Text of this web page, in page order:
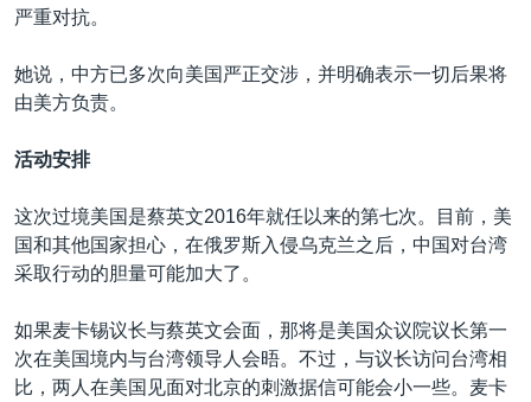
严重对抗。
她说，中方已多次向美国严正交涉，并明确表示一切后果将
由美方负责。
活动安排
这次过境美国是蔡英文2016年就任以来的第七次。目前，美
国和其他国家担心，在俄罗斯入侵乌克兰之后，中国对台湾
采取行动的胆量可能加大了。
如果麦卡锡议长与蔡英文会面，那将是美国众议院议长第一
次在美国境内与台湾领导人会晤。不过，与议长访问台湾相
比，两人在美国见面对北京的刺激据信可能会小一些。麦卡